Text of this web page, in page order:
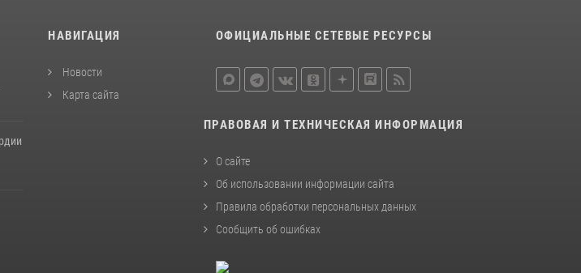
НАВИГАЦИЯ
Новости
Карта сайта
ОФИЦИАЛЬНЫЕ СЕТЕВЫЕ РЕСУРСЫ
ПРАВОВАЯ И ТЕХНИЧЕСКАЯ ИНФОРМАЦИЯ
О сайте
Об использовании информации сайта
Правила обработки персональных данных
Сообщить об ошибках